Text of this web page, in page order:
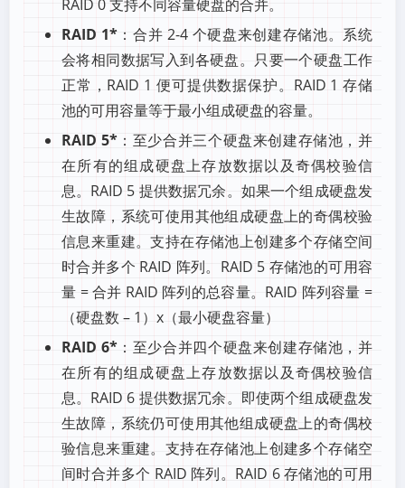
RAID 0 支持不同容量硬盘的合并。
RAID 1*：合并 2-4 个硬盘来创建存储池。系统
会将相同数据写入到各硬盘。只要一个硬盘工作
正常，RAID 1 便可提供数据保护。RAID 1 存储
池的可用容量等于最小组成硬盘的容量。
RAID 5*：至少合并三个硬盘来创建存储池，并
在所有的组成硬盘上存放数据以及奇偶校验信
息。RAID 5 提供数据冗余。如果一个组成硬盘发
生故障，系统可使用其他组成硬盘上的奇偶校验
信息来重建。支持在存储池上创建多个存储空间
时合并多个 RAID 阵列。RAID 5 存储池的可用容
量 = 合并 RAID 阵列的总容量。RAID 阵列容量 =
（硬盘数 – 1）x（最小硬盘容量）
RAID 6*：至少合并四个硬盘来创建存储池，并
在所有的组成硬盘上存放数据以及奇偶校验信
息。RAID 6 提供数据冗余。即使两个组成硬盘发
生故障，系统仍可使用其他组成硬盘上的奇偶校
验信息来重建。支持在存储池上创建多个存储空
间时合并多个 RAID 阵列。RAID 6 存储池的可用